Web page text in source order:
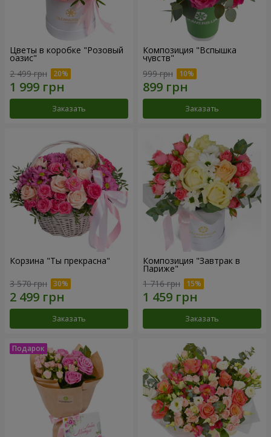
Цветы в коробке "Розовый
оазис"
2 499 грн
Заказать
Композиция "Вспышка
чувств"
999 грн
Заказать
Корзина "Ты прекрасна"
3 570 грн
Заказать
Композиция "Завтрак в
Париже"
1 716 грн
Заказать